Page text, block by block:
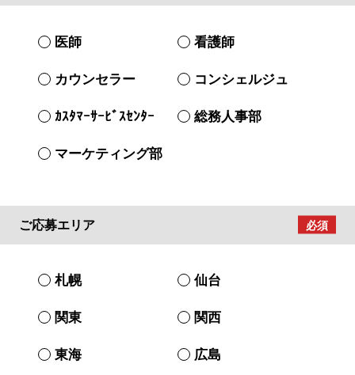
医師 看護師
カウンセラー コンシェルジュ
ｶｽﾀﾏｰｻｰﾋﾞｽｾﾝﾀｰ 総務人事部
マーケティング部
ご応募エリア
札幌 仙台
関東 関西
東海 広島